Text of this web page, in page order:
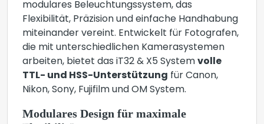
modulares Beleuchtungssystem, das
Flexibilität, Präzision und einfache Handhabung
miteinander vereint. Entwickelt für Fotografen,
die mit unterschiedlichen Kamerasystemen
arbeiten, bietet das iT32 & X5 System volle
TTL- und HSS-Unterstützung für Canon,
Nikon, Sony, Fujifilm und OM System.
Modulares Design für maximale